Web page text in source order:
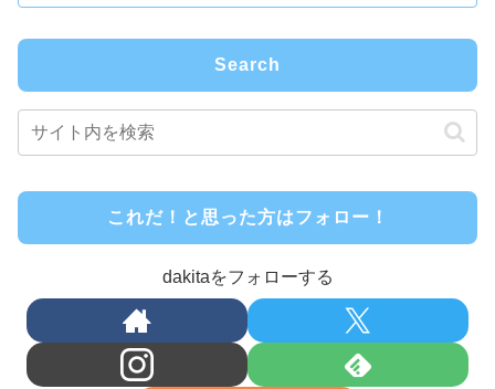
Search
これだ！と思った方はフォロー！
dakitaをフォローする